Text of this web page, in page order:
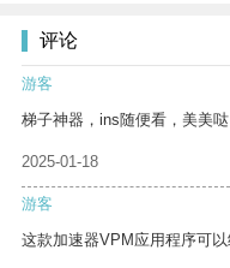
评论
游客
梯子神器，ins随便看，美美哒
2025-01-18
游客
这款加速器VPM应用程序可